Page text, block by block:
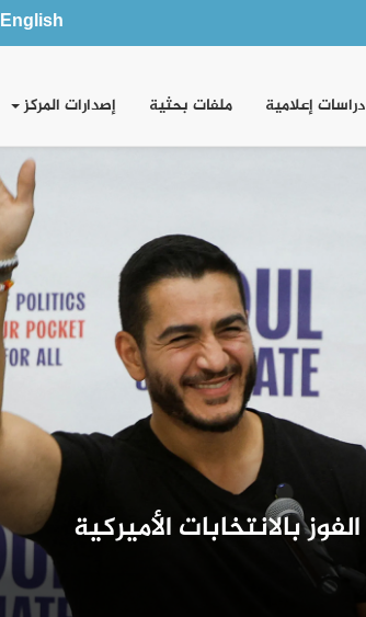
English
دراسات إعلامية ملفات بحثية إصدارات المركز
الأميركي حول أحداث